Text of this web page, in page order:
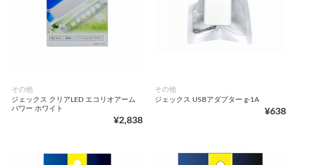
その他
ジェックス クリアLED エコリオアーム
パワー ホワイト
¥2,838
その他
ジェックス USBアダプター g-1A
¥638